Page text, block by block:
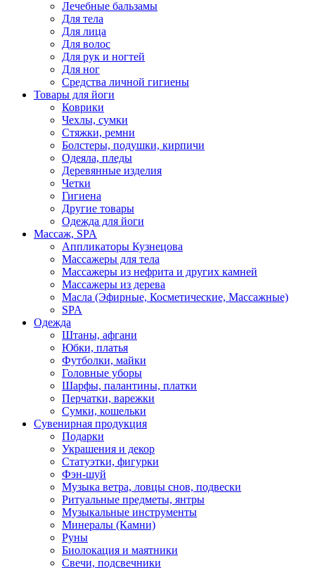
Лечебные бальзамы
Для тела
Для лица
Для волос
Для рук и ногтей
Для ног
Средства личной гигиены
Товары для йоги
Коврики
Чехлы, сумки
Стяжки, ремни
Болстеры, подушки, кирпичи
Одеяла, пледы
Деревянные изделия
Четки
Гигиена
Другие товары
Одежда для йоги
Массаж, SPA
Аппликаторы Кузнецова
Массажеры для тела
Массажеры из нефрита и других камней
Массажеры из дерева
Масла (Эфирные, Косметические, Массажные)
SPA
Одежда
Штаны, афгани
Юбки, платья
Футболки, майки
Головные уборы
Шарфы, палантины, платки
Перчатки, варежки
Сумки, кошельки
Сувенирная продукция
Подарки
Украшения и декор
Статуэтки, фигурки
Фэн-шуй
Музыка ветра, ловцы снов, подвески
Ритуальные предметы, янтры
Музыкальные инструменты
Минералы (Камни)
Руны
Биолокация и маятники
Свечи, подсвечники